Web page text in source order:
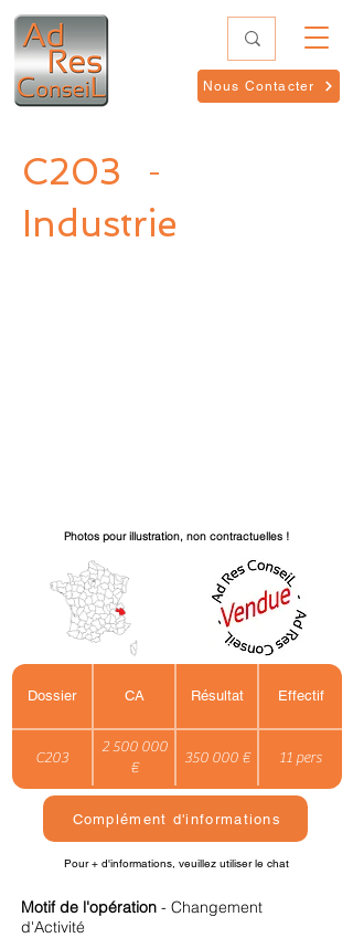
Nous Contacter
C203 -
Industrie
Photos pour illustration, non contractuelles !
Dossier CA Résultat Effectif
C203
2 500 000
€
350 000 € 11 pers
Complément d'informations
Pour + d'informations, veuillez utiliser le chat
Motif de l'opération - Changement
d'Activité